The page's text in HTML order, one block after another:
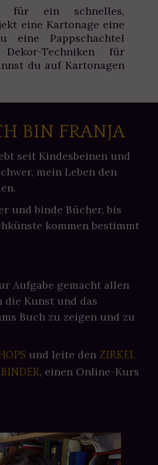
für ein schnelles,
eine Kartonage eine
eine Pappschachtel
Techniken für
du auf Kartonagen
BIN FRANJA
seit Kindesbeinen und
mein Leben den
und binde Bücher, bis
kommen bestimmt
Aufgabe gemacht allen
die Kunst und das
Buch zu zeigen und zu
und leite den ZIRKEL
, einen Online-Kurs